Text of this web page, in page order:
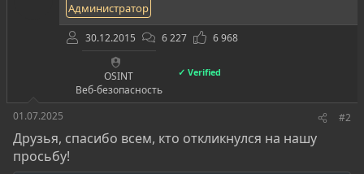
Администратор
30.12.2015 6 227 6 968
OSINT
Веб-безопасность
✓ Verified
01.07.2025 #2
Друзья, спасибо всем, кто откликнулся на нашу
просьбу!